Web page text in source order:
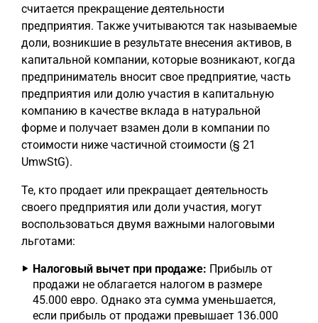
считается прекращение деятельности
предприятия. Также учитываются так называемые
доли, возникшие в результате внесения активов, в
капитальной компании, которые возникают, когда
предприниматель вносит свое предприятие, часть
предприятия или долю участия в капитальную
компанию в качестве вклада в натуральной
форме и получает взамен доли в компании по
стоимости ниже частичной стоимости (§ 21
UmwStG).
Те, кто продает или прекращает деятельность
своего предприятия или доли участия, могут
воспользоваться двумя важными налоговыми
льготами:
Налоговый вычет при продаже: Прибыль от
продажи не облагается налогом в размере
45.000 евро. Однако эта сумма уменьшается,
если прибыль от продажи превышает 136.000